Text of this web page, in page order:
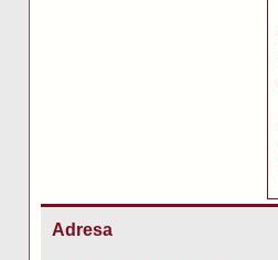
Adresa